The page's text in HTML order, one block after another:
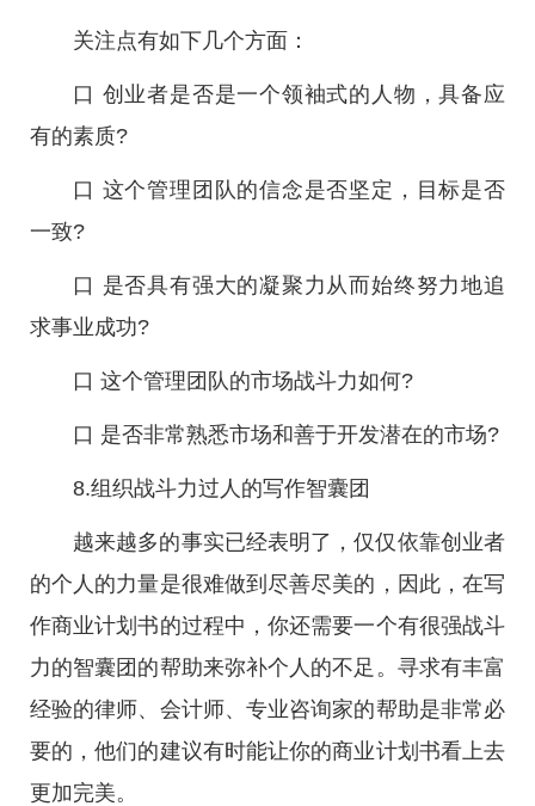
关注点有如下几个方面：
口 创业者是否是一个领袖式的人物，具备应
有的素质?
口 这个管理团队的信念是否坚定，目标是否
一致?
口 是否具有强大的凝聚力从而始终努力地追
求事业成功?
口 这个管理团队的市场战斗力如何?
口 是否非常熟悉市场和善于开发潜在的市场?
8.组织战斗力过人的写作智囊团
越来越多的事实已经表明了，仅仅依靠创业者
的个人的力量是很难做到尽善尽美的，因此，在写
作商业计划书的过程中，你还需要一个有很强战斗
力的智囊团的帮助来弥补个人的不足。寻求有丰富
经验的律师、会计师、专业咨询家的帮助是非常必
要的，他们的建议有时能让你的商业计划书看上去
更加完美。